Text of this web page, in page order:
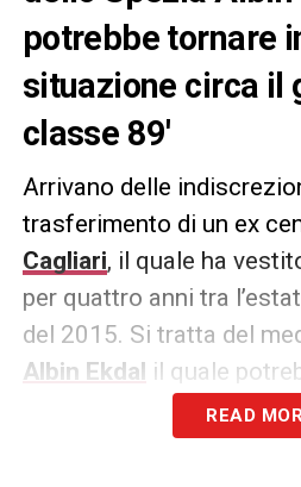
potrebbe tornare
situazione circa il
classe 89′
Arrivano delle
trasferimento di un ex
Cagliari, il quale ha
per quattro anni tra
del 2015. Si tratta del
Albin Ekdal il quale
.
READ